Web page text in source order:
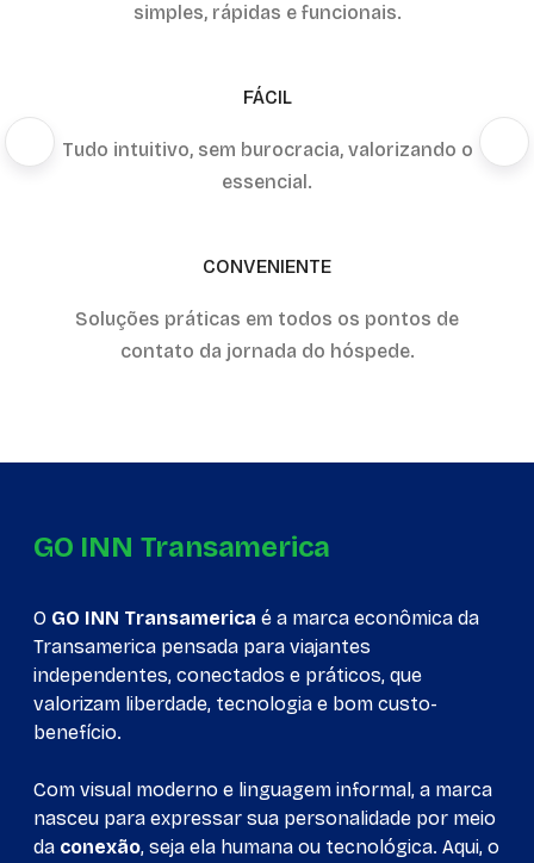
simples, rápidas e funcionais.
FÁCIL
Tudo intuitivo, sem burocracia, valorizando o
essencial.
CONVENIENTE
Soluções práticas em todos os pontos de
contato da jornada do hóspede.
GO INN Transamerica
O GO INN Transamerica é a marca econômica da
Transamerica pensada para viajantes
independentes, conectados e práticos, que
valorizam liberdade, tecnologia e bom custo-
benefício.
Com visual moderno e linguagem informal, a marca
nasceu para expressar sua personalidade por meio
da conexão, seja ela humana ou tecnológica. Aqui, o